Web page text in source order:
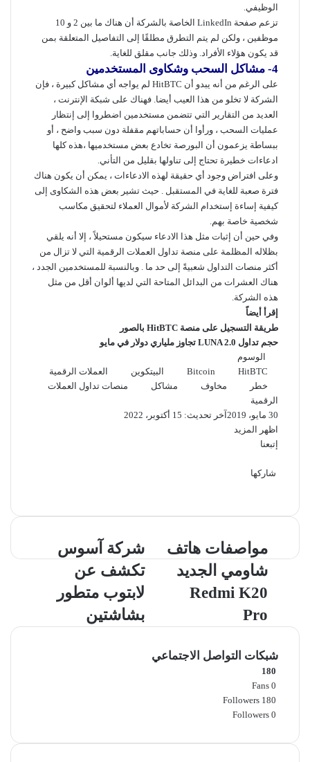
الوظيفي.
تزعم صفحة LinkedIn الخاصة بالشركة أن هناك ما بين 2 و 10
موظفين ، ولكن لم يتم التطرق مطلقًا إلى التفاصيل المتعلقة بمن
قد يكون هؤلاء الأفراد. وذلك جانب مقلق للغاية.
4- مشاكل السحب وشكاوى المستخدمين
على الرغم من أنه يبدو أن HitBTC لم يواجه أي مشاكل كبيرة ، فإن
الشركة لا تخلو من هذا العيب أيضا. فهناك على شبكة الإنترنت ،
العديد من التقارير التي تتضمن مستخدمين اضطروا إلى إنتظار
عمليات السحب ، ورأوا أن حساباتهم مقفلة دون سبب واضح ، أو
ببساطة يزعمون أن البورصة تخادع بعض مستخدميها ،هذه كلها
ادعاءات خطيرة تحتاج إلى تناولها بقليل من التأني.
وعلى افتراض وجود أي حقيقة لهذه الادعاءات ، يمكن أن يكون هناك
فترة صعبة للغاية في المستقبل . حيث تشير بعض هذه الشكاوى إلى
كيفية إساءة إستخدام الشركة لأموال العملاء لتحقيق مكاسب
شخصية خاصة بهم.
وفي حين أن إثبات مثل هذا الادعاء سيكون مستحيلاً ، إلا أنه يلقي
بظلاله المظلمة على منصة تداول العملات الرقمية التي لا تزال من
أكثر منصات التداول شعبيةً إلى حد ما . وبالنسبة للمستخدمين الجدد ،
هناك العشرات من البدائل المتاحة التي لديها ألوان أقل من مثل
هذه الشركة.
إقرأ أيضاً
طريقة التسجيل على منصة HitBTC بالصور
حجم تداول LUNA 2.0 تجاوز ملياري دولار في مايو
الوسوم
Bitcoin
HitBTC البيتكوين
العملات الرقمية
خطر
مخاوف مشاكل
منصات تداول العملات
الرقمية
30 مايو، 2019
آخر تحديث: 15 أكتوبر، 2022
اظهر المزيد
إتبعنا
شاركها
شركة
آسوس
تكشف
عن
لابتوب
متطور
شركة آسوس
تكشف عن
لابتوب متطور
بشاشتين
مواصفات
هاتف
شاومي
الجديد
K20
مواصفات هاتف
شاومي الجديد
Redmi K20
Pro
شبكات التواصل الاجتماعي
180
0
Fans
180
Followers
0
Followers